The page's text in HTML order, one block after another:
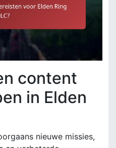
content
in Elden
nieuwe missies,